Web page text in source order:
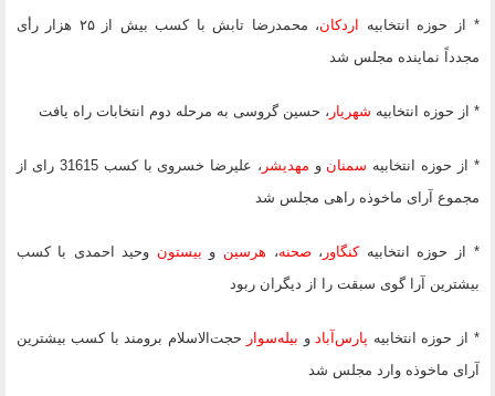
* از حوزه انتخابیه اردکان
، محمدرضا تابش با کسب بیش از ۲۵ هزار رأی
مجدداً نماینده مجلس شد
* از حوزه انتخابیه شهریار ، حسین گروسی به مرحله دوم انتخابات راه یافت
* از حوزه انتخابیه سمنانو مهدیشر ، علیرضا خسروی با کسب 316
15 رای از
مجموع آرای ماخوذه راهی مجلس شد
* از حوزه انتخابیهکنگاور ، صحنه، هرسین و بیستون وحید احمدی با کسب
بیشترین آرا گوی سبقت را از دیگران ربود
* از حوزه انتخابیه پارس‌آبادو بیله‌سوار حجت‌الاسلام برومند با کسب بیشترین
آرای ماخوذه وارد مجلس شد